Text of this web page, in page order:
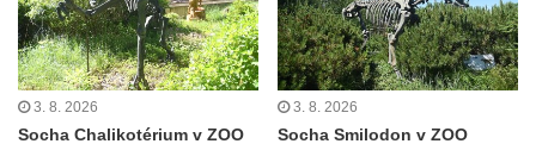
Obrázek svatého Huberta na buku svatého
Huberta
Obrázek svatého Jakuba na skále u cesty
východně od Srbské Kamenice
3. 8. 2026
Socha Chalikotérium v ZOO
3. 8. 2026
Socha Smilodon v ZOO